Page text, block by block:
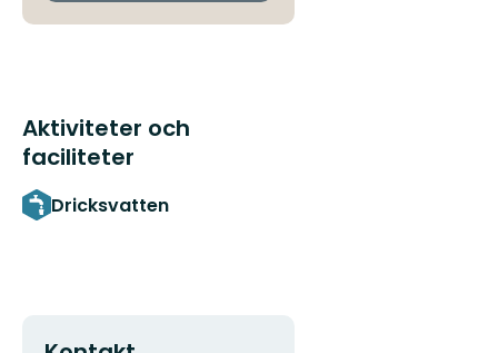
Aktiviteter och
faciliteter
Dricksvatten